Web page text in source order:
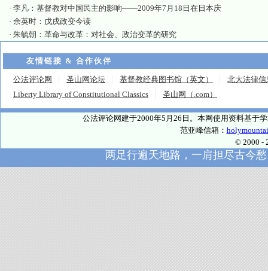
· 李凡：基督教对中国民主的影响——2009年7月18日在日本庆
· 余英时：戊戌政变今读
· 朱毓朝：革命与改革：对社会、政治变革的研究
友情链接 & 合作伙伴
公法评论网 圣山网论坛 基督教经典图书馆（英文）
北大法律信
Liberty Library of Constitutional Classics
圣山网（.com）
公法评论网建于2000年5月26日。本网使用资料基于
范亚峰信箱：
© 2000 -
两足行遍天地路，一肩担尽古今